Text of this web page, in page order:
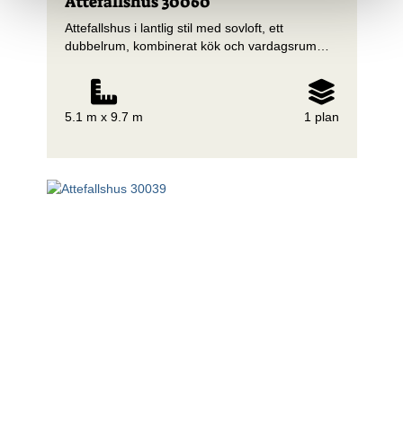
Attefallshus i lantlig stil med sovloft, ett
dubbelrum, kombinerat kök och vardagsrum
hemkänsla.
5.1 m x 9.7 m 1 plan